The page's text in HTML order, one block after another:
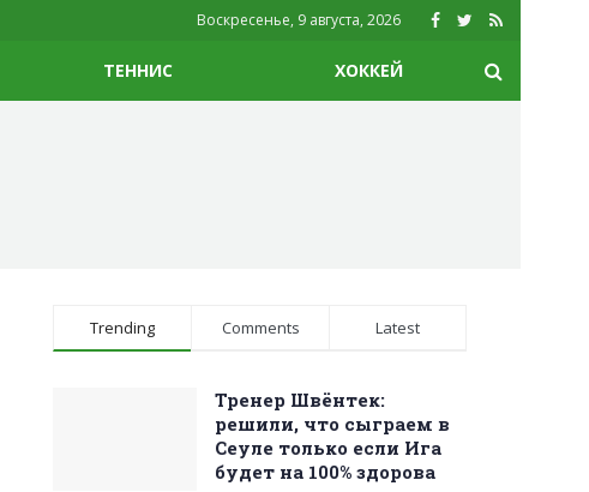
Воскресенье, 9 августа, 2026
ТЕННИС ХОККЕЙ
Trending Comments Latest
Тренер Швёнтек:
решили, что сыграем в
Сеуле только если Ига
будет на 100% здорова